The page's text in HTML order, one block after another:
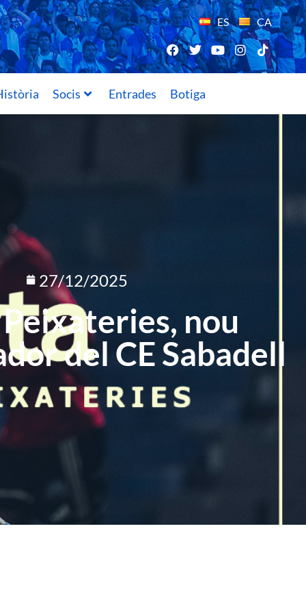
ES CA
Socis Entrades Botiga
27/12/2025
nou
del CE Sabadell